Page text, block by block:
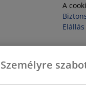
A
Személyre